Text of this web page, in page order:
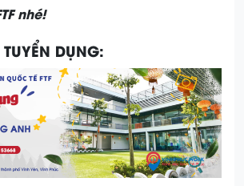
nhé!
DỤNG: